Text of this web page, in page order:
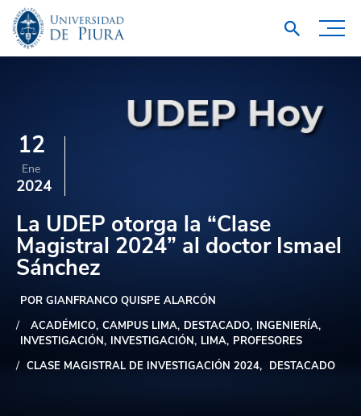
12
Ene
2024
La UDEP otorga la “Clase
Magistral 2024” al doctor Ismael
Sánchez
POR GIANFRANCO QUISPE ALARCÓN
ACADÉMICO CAMPUS LIMA DESTACADO INGENIERÍA
INVESTIGACIÓN INVESTIGACIÓN LIMA PROFESORES
CLASE MAGISTRAL DE INVESTIGACIÓN 2024
DESTACADO